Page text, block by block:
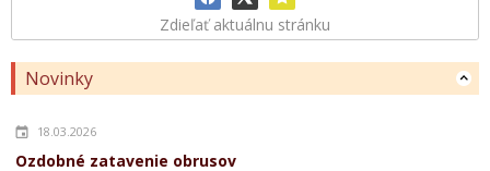
Zdieľať aktuálnu stránku
Novinky
18.03.2026
Ozdobné zatavenie obrusov